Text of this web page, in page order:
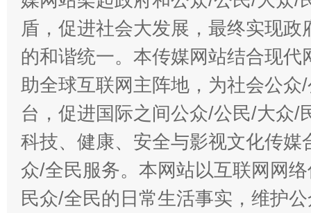
盾，促进社会大发展，最终实现
的和谐统一。本传媒网站结合现
助全球互联网主阵地，为社会公
台，促进国际之间公众/公民/大众/
科技、健康、安全与影视文化传
众/全民服务。本网站以互联网网
民众/全民的日常生活事实，维护